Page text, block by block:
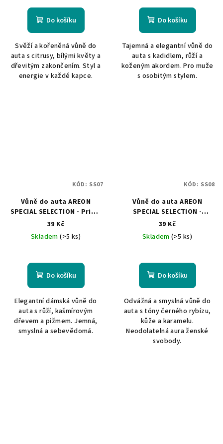
Do košíku
Svěží a kořeněná vůně do
auta s citrusy, bílými květy a
dřevitým zakončením. Styl a
energie v každé kapce.
Do košíku
Tajemná a elegantní vůně do
auta s kadidlem, růží a
koženým akordem. Pro muže
s osobitým stylem.
Vůně do auta AREON
SPECIAL SELECTION - Prima
Bella
39 Kč
Skladem(>5 ks)
Do košíku
Elegantní dámská vůně do
auta s růží, kašmírovým
dřevem a pižmem. Jemná,
smyslná a sebevědomá.
KÓD: SS07
Vůně do auta AREON
SPECIAL SELECTION -
Provocative
39 Kč
Skladem(>5 ks)
Do košíku
Odvážná a smyslná vůně do
auta s tóny černého rybízu,
kůže a karamelu.
Neodolatelná aura ženské
svobody.
KÓD: SS08